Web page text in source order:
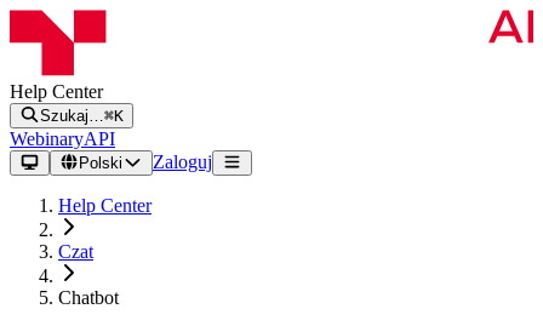
Help Center
Szukaj… ⌘K
WebinaryAPI
Polski Zaloguj
Help Center
Czat
Chatbot